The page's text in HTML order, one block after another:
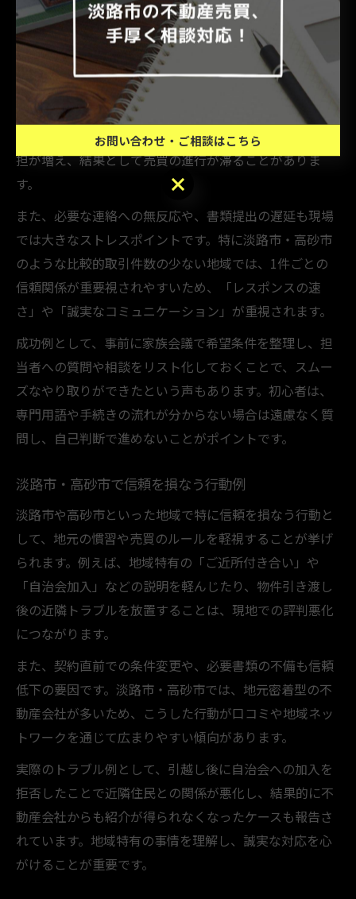
現場担当者が嫌がる不動産売買時の注意点
現場担当者が最も嫌がるのは、「情報の隠蔽」や「意思
決定の曖昧さ」です。たとえば、購入意思がはっきりし
ないまま複数回内覧を繰り返したり、家族間で意見がま
とまっていない状態で現地見学を進めると、担当者の負
担が増え、結果として売買の進行が滞ることがありま
す。
また、必要な連絡への無反応や、書類提出の遅延も現場
では大きなストレスポイントです。特に淡路市・高砂市
のような比較的取引件数の少ない地域では、1件ごとの
信頼関係が重要視されやすいため、「レスポンスの速
さ」や「誠実なコミュニケーション」が重視されます。
成功例として、事前に家族会議で希望条件を整理し、担
当者への質問や相談をリスト化しておくことで、スムー
ズなやり取りができたという声もあります。初心者は、
専門用語や手続きの流れが分からない場合は遠慮なく質
問し、自己判断で進めないことがポイントです。
淡路市・高砂市で信頼を損なう行動例
淡路市や高砂市といった地域で特に信頼を損なう行動と
して、地元の慣習や売買のルールを軽視することが挙げ
られます。例えば、地域特有の「ご近所付き合い」や
「自治会加入」などの説明を軽んじたり、物件引き渡し
後の近隣トラブルを放置することは、現地での評判悪化
につながります。
また、契約直前での条件変更や、必要書類の不備も信頼
低下の要因です。淡路市・高砂市では、地元密着型の不
動産会社が多いため、こうした行動が口コミや地域ネッ
トワークを通じて広まりやすい傾向があります。
実際のトラブル例として、引越し後に自治会への加入を
拒否したことで近隣住民との関係が悪化し、結果的に不
動産会社からも紹介が得られなくなったケースも報告さ
れています。地域特有の事情を理解し、誠実な対応を心
がけることが重要です。
お問い合わせ・ご相談はこちら
お問い合わせ・ご相談はこちら